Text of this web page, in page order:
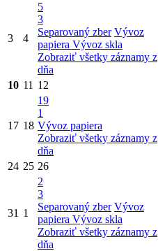
3 4
5
3
Separovaný zber Vývoz
papiera Vývoz skla
Zobraziť všetky záznamy z
dňa
10 11 12
17 18
19
1
Vývoz papiera
Zobraziť všetky záznamy z
dňa
24 25 26
31 1
2
3
Separovaný zber Vývoz
papiera Vývoz skla
Zobraziť všetky záznamy z
dňa